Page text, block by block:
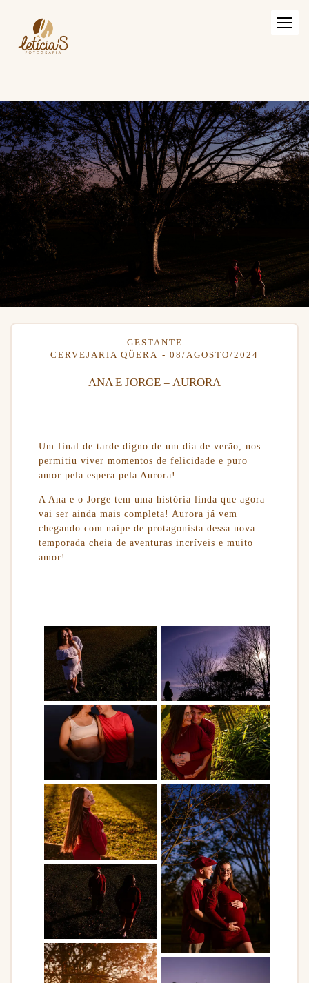
GESTANTE
CERVEJARIA QÜERA
08/AGOSTO/2024
ANA E JORGE = AURORA
Um final de tarde digno de um dia de verão, nos
permitiu viver momentos de felicidade e puro
amor pela espera pela Aurora!
A Ana e o Jorge tem uma história linda que agora
vai ser ainda mais completa! Aurora já vem
chegando com naipe de protagonista dessa nova
temporada cheia de aventuras incríveis e muito
amor!